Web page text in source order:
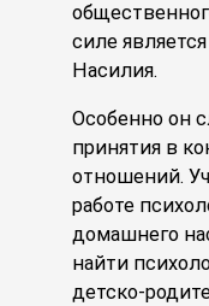
силе
Насилия.
Особенно он
принятия в
отношений.
работе
домашнего
найти
детско-